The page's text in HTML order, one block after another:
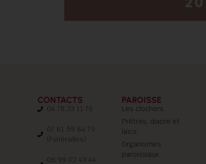
CONTACTS
04 78 33 11 76
07 81 59 84 79
(Funérailles)
06 99 02 43 44
PAROISSE
Les clochers
Prêtres, diacre et
laïcs
Organismes
paroissiaux